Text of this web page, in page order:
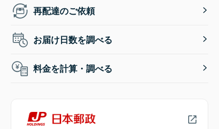
再配達のご依頼
お届け日数を調べる
料金を計算・調べる